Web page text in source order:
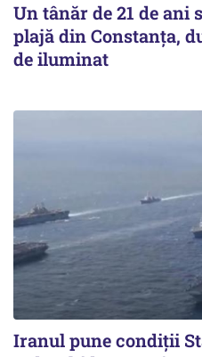
Un tânăr de 21 de ani
plajă din Constanța,
de iluminat
Iranul pune condiții